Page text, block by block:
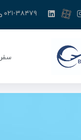
۰۲۱-۳۸۴۷۹